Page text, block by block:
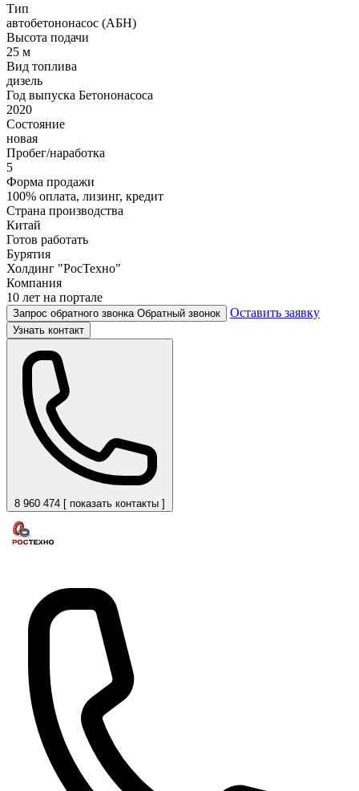
Тип
автобетононасос (АБН)
Высота подачи
25 м
Вид топлива
дизель
Год выпуска Бетононасоса
2020
Состояние
новая
Пробег/наработка
5
Форма продажи
100% оплата, лизинг, кредит
Страна производства
Китай
Готов работать
Бурятия
Холдинг "РосТехно"
Компания
10 лет на портале
Запрос обратного звонка Обратный звонок Оставить заявку
Узнать контакт
8 960 474 [ показать контакты ]